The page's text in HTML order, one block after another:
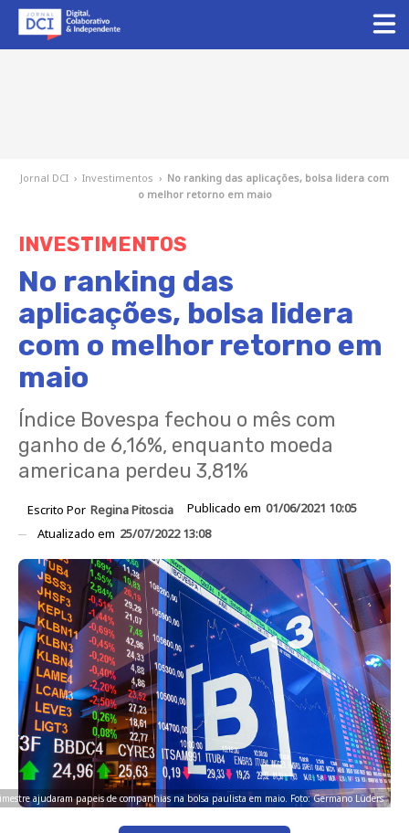
Jornal DCI › Investimentos › No ranking das aplicações, bolsa lidera com
o melhor retorno em maio
INVESTIMENTOS
No ranking das
aplicações, bolsa lidera
com o melhor retorno em
maio
Índice Bovespa fechou o mês com
ganho de 6,16%, enquanto moeda
americana perdeu 3,81%
Escrito Por Regina Pitoscia Publicado em 01/06/2021 10:05
Atualizado em 25/07/2022 13:08
ajudaram papeis de companhias na bolsa paulista em maio. Foto: Germano Lüders